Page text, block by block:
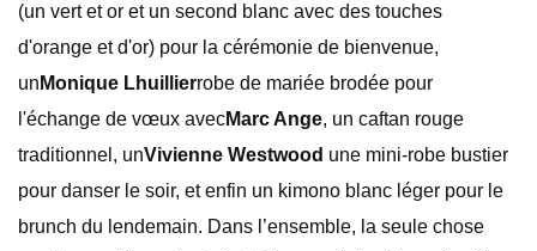
(un vert et or et un second blanc avec des touches
d'orange et d'or) pour la cérémonie de bienvenue,
un Monique Lhuillierrobe de mariée brodée pour
l'échange de vœux avecMarc Ange, un caftan rouge
traditionnel, unVivienne Westwood une mini-robe bustier
pour danser le soir, et enfin un kimono blanc léger pour le
brunch du lendemain. Dans l’ensemble, la seule chose